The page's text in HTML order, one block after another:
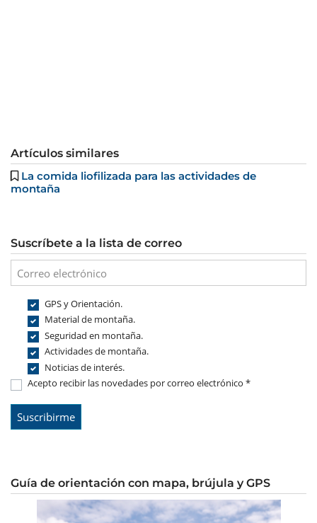
Artículos similares
La comida liofilizada para las actividades de
montaña
Suscríbete a la lista de correo
GPS y Orientación.
Material de montaña.
Seguridad en montaña.
Actividades de montaña.
Noticias de interés.
Acepto recibir las novedades por correo electrónico *
Guía de orientación con mapa, brújula y GPS